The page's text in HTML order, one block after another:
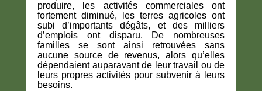
produire, les activités commerciales ont
fortement diminué, les terres agricoles ont
subi d’importants dégâts, et des milliers
d’emplois ont disparu. De nombreuses
familles se sont ainsi retrouvées sans
aucune source de revenus, alors qu’elles
dépendaient auparavant de leur travail ou de
leurs propres activités pour subvenir à leurs
besoins.